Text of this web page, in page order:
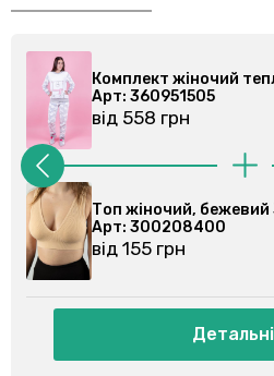
360951505-000
045